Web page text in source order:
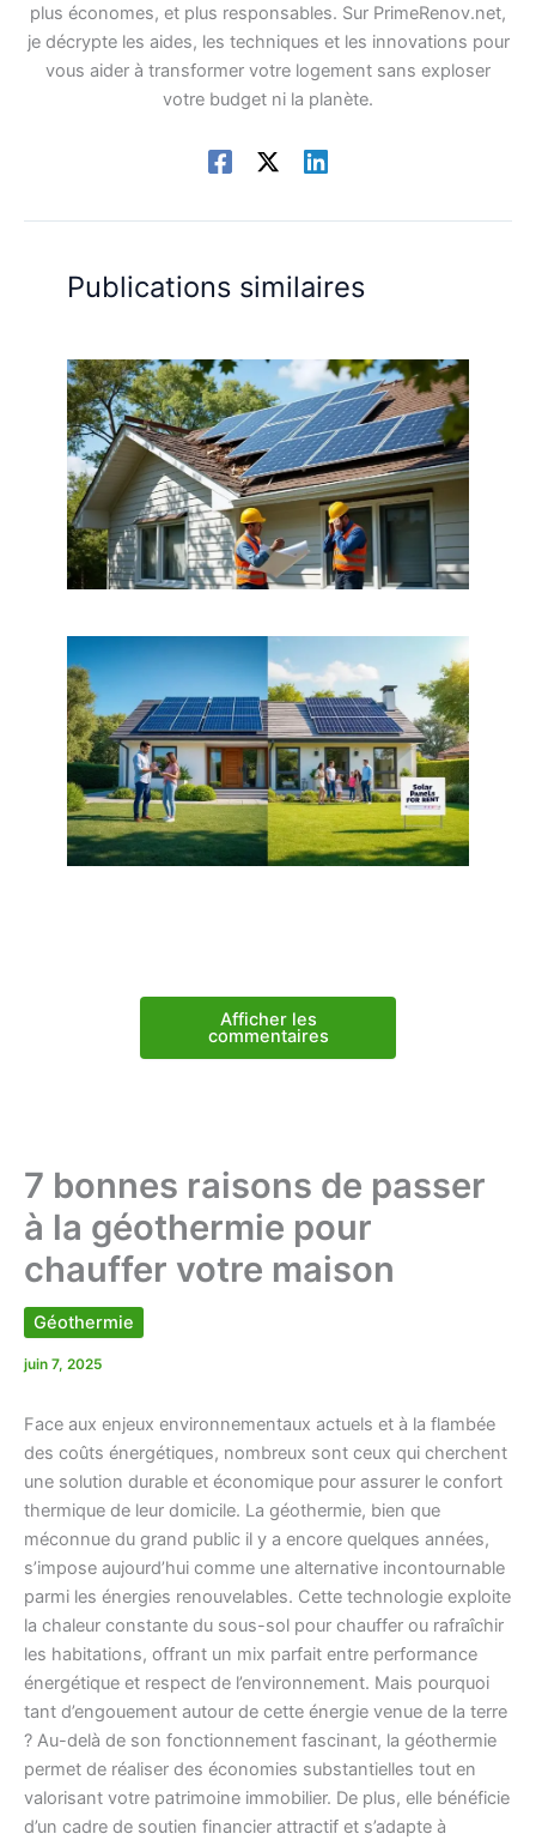
plus économes, et plus responsables. Sur PrimeRenov.net,
je décrypte les aides, les techniques et les innovations pour
vous aider à transformer votre logement sans exploser
votre budget ni la planète.
Publications similaires
Afficher les
commentaires
7 bonnes raisons de passer
à la géothermie pour
chauffer votre maison
Géothermie
juin 7, 2025
Face aux enjeux environnementaux actuels et à la flambée
des coûts énergétiques, nombreux sont ceux qui cherchent
une solution durable et économique pour assurer le confort
thermique de leur domicile. La géothermie, bien que
méconnue du grand public il y a encore quelques années,
s’impose aujourd’hui comme une alternative incontournable
parmi les énergies renouvelables. Cette technologie exploite
la chaleur constante du sous-sol pour chauffer ou rafraîchir
les habitations, offrant un mix parfait entre performance
énergétique et respect de l’environnement. Mais pourquoi
tant d’engouement autour de cette énergie venue de la terre
? Au-delà de son fonctionnement fascinant, la géothermie
permet de réaliser des économies substantielles tout en
valorisant votre patrimoine immobilier. De plus, elle bénéficie
d’un cadre de soutien financier attractif et s’adapte à